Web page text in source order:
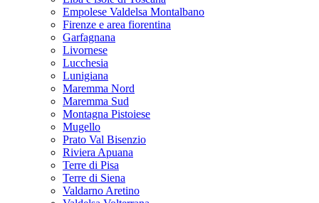
Empolese Valdelsa Montalbano
Firenze e area fiorentina
Garfagnana
Livornese
Lucchesia
Lunigiana
Maremma Nord
Maremma Sud
Montagna Pistoiese
Mugello
Prato Val Bisenzio
Riviera Apuana
Terre di Pisa
Terre di Siena
Valdarno Aretino